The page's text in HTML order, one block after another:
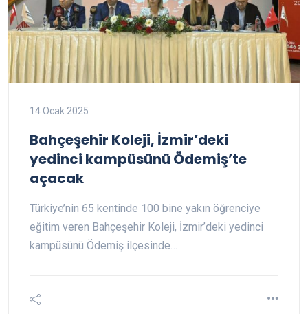
14 Ocak 2025
Bahçeşehir Koleji, İzmir’deki
yedinci kampüsünü Ödemiş’te
açacak
Türkiye’nin 65 kentinde 100 bine yakın öğrenciye
eğitim veren Bahçeşehir Koleji, İzmir’deki yedinci
kampüsünü Ödemiş ilçesinde…